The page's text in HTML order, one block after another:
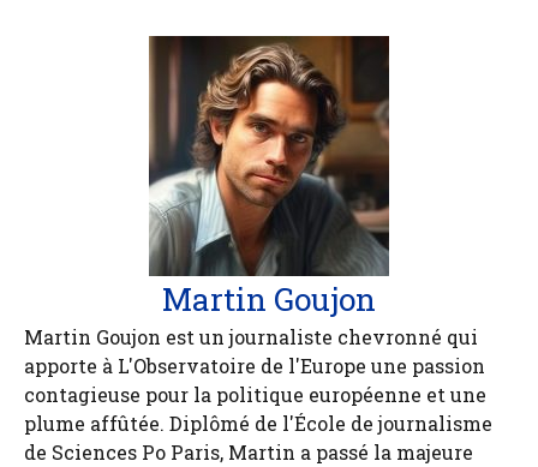
Martin Goujon
Martin Goujon est un journaliste chevronné qui
apporte à L'Observatoire de l'Europe une passion
contagieuse pour la politique européenne et une
plume affûtée. Diplômé de l'École de journalisme
de Sciences Po Paris, Martin a passé la majeure